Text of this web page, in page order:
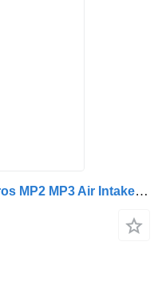
Mercedes-Benz Mercedes Actros MP2 MP3 Air Intake Chimney 11111 air filter housing for truck tractor